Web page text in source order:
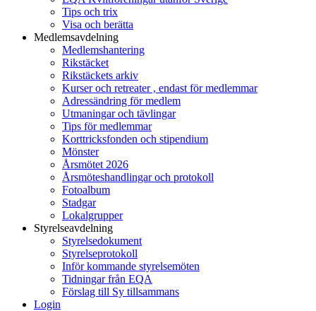
Tips och trix
Visa och berätta
Medlemsavdelning
Medlemshantering
Rikstäcket
Rikstäckets arkiv
Kurser och retreater , endast för medlemmar
Adressändring för medlem
Utmaningar och tävlingar
Tips för medlemmar
Korttricksfonden och stipendium
Mönster
Årsmötet 2026
Årsmöteshandlingar och protokoll
Fotoalbum
Stadgar
Lokalgrupper
Styrelseavdelning
Styrelsedokument
Styrelseprotokoll
Inför kommande styrelsemöten
Tidningar från EQA
Förslag till Sy tillsammans
Login